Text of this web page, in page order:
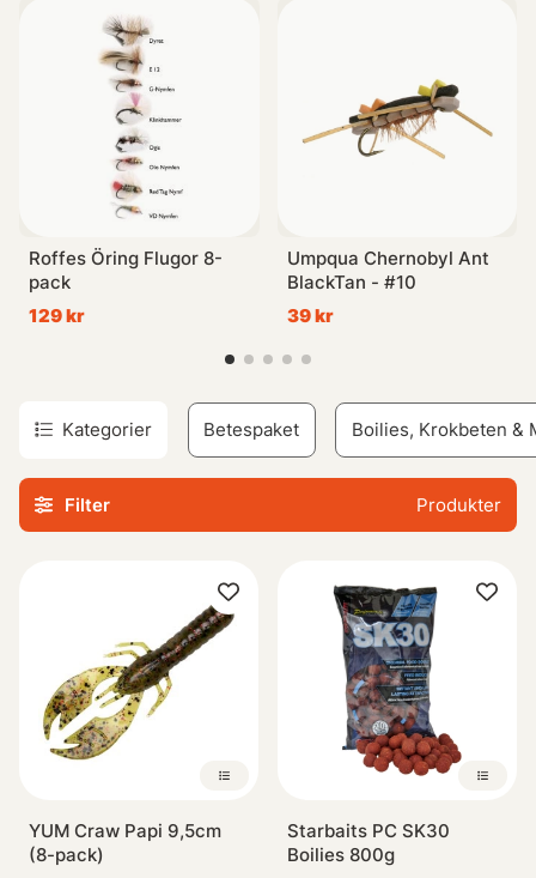
Roffes Öring Flugor 8-
pack
129 kr
Umpqua Chernobyl Ant
BlackTan - #10
39 kr
Kategorier Betespaket Boilies, Krokbeten &
Filter Produkter
YUM Craw Papi 9,5cm
(8-pack)
Starbaits PC SK30
Boilies 800g